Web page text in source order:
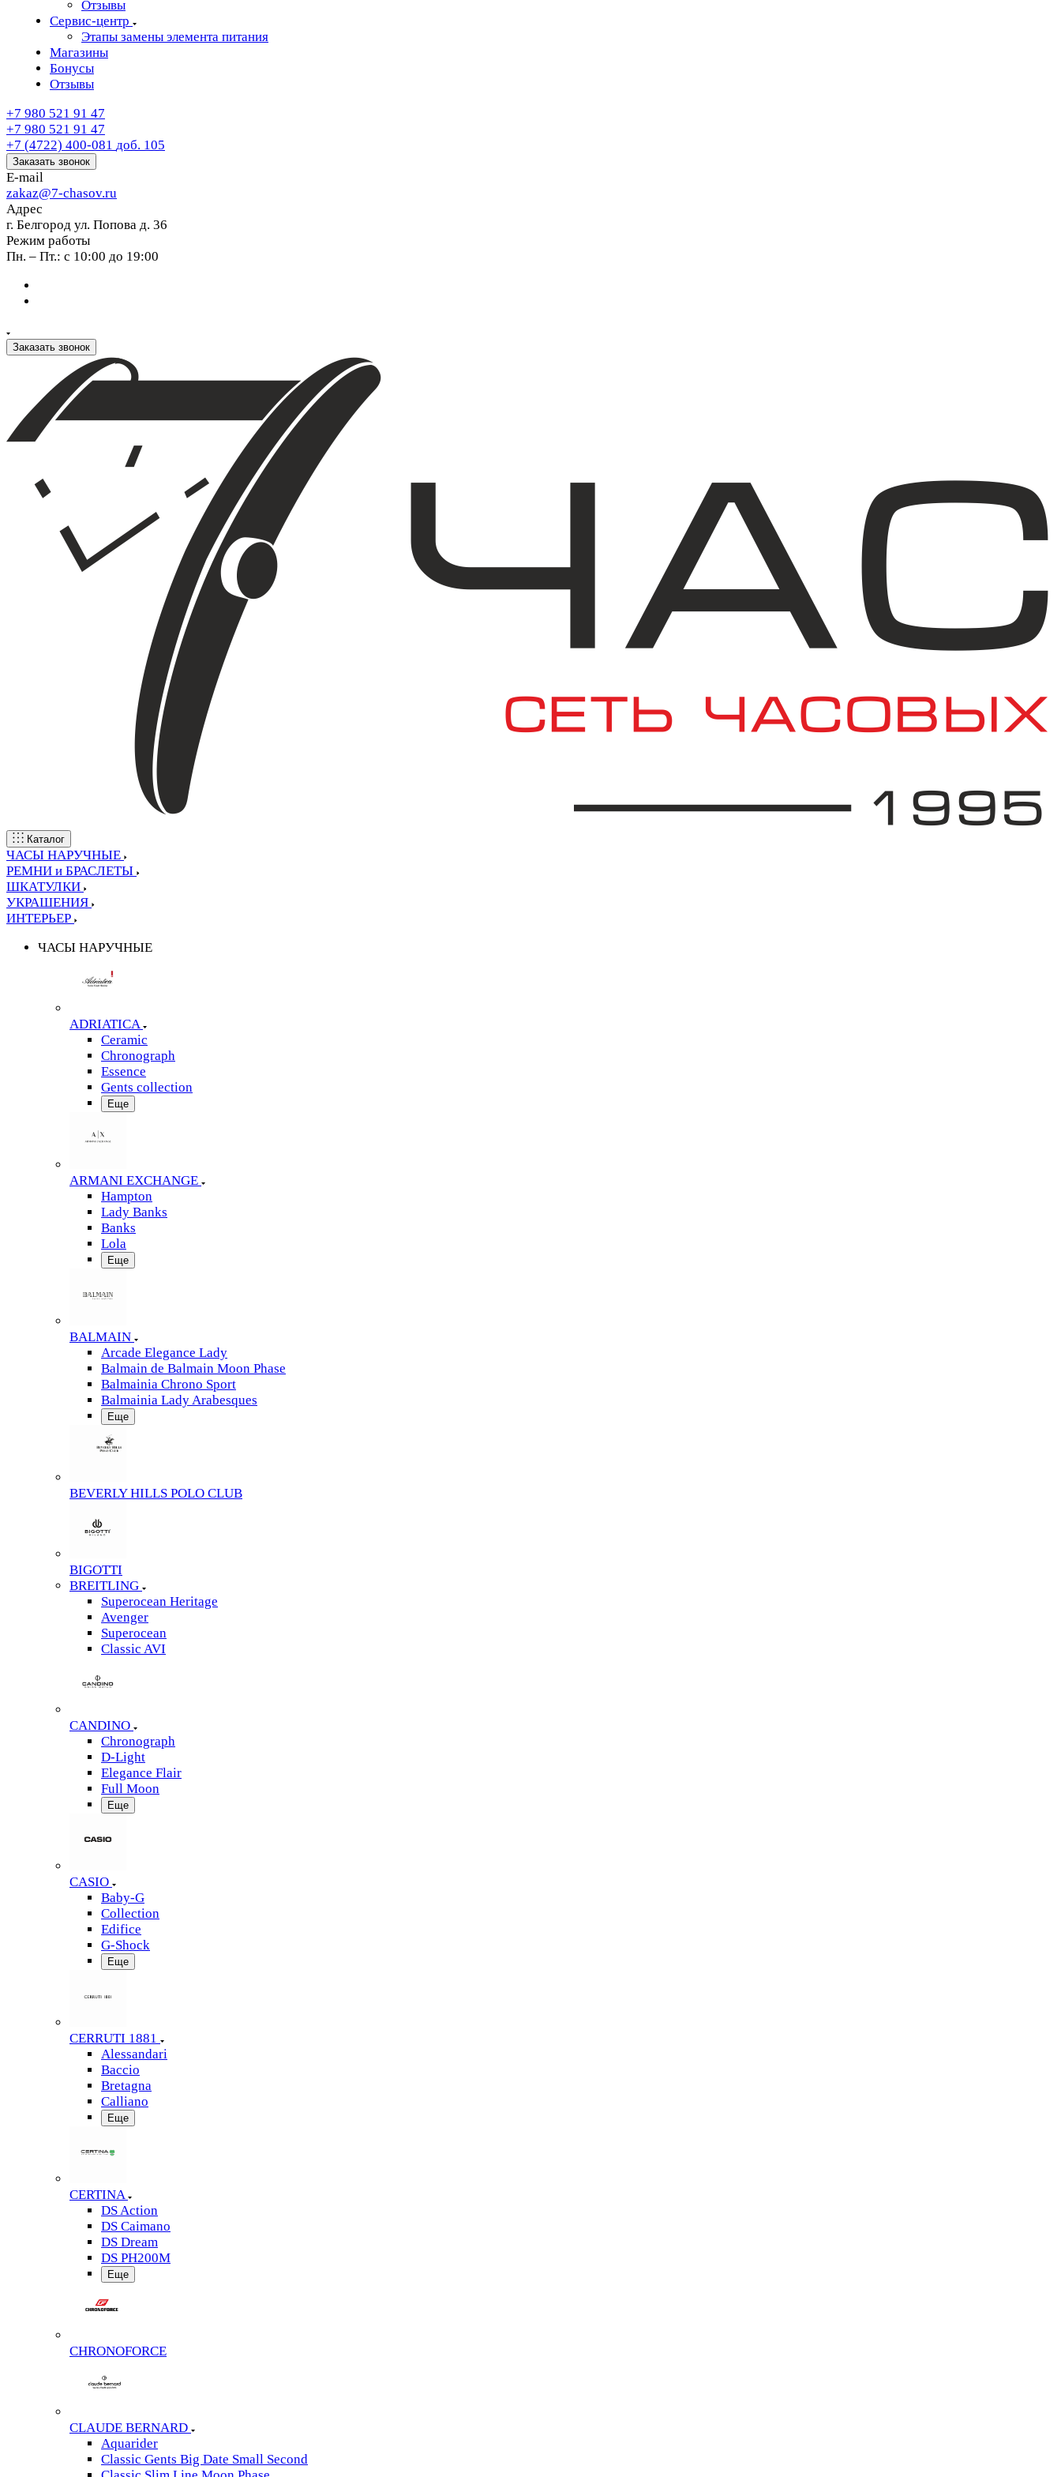
Отзывы
Сервис-центр
Этапы замены элемента питания
Магазины
Бонусы
Отзывы
+7 980 521 91 47
+7 980 521 91 47
+7 (4722) 400-081 доб. 105
Заказать звонок
E-mail
zakaz@7-chasov.ru
Адрес
г. Белгород ул. Попова д. 36
Режим работы
Пн. – Пт.: с 10:00 до 19:00
Заказать звонок
Каталог
ЧАСЫ НАРУЧНЫЕ
РЕМНИ и БРАСЛЕТЫ
ШКАТУЛКИ
УКРАШЕНИЯ
ИНТЕРЬЕР
ЧАСЫ НАРУЧНЫЕ
ADRIATICA
Ceramic
Chronograph
Essence
Gents collection
Еще
ARMANI EXCHANGE
Hampton
Lady Banks
Banks
Lola
Еще
BALMAIN
Arcade Elegance Lady
Balmain de Balmain Moon Phase
Balmainia Chrono Sport
Balmainia Lady Arabesques
Еще
BEVERLY HILLS POLO CLUB
BIGOTTI
BREITLING
Superocean Heritage
Avenger
Superocean
Classic AVI
CANDINO
Chronograph
D-Light
Elegance Flair
Full Moon
Еще
CASIO
Baby-G
Collection
Edifice
G-Shock
Еще
CERRUTI 1881
Alessandari
Baccio
Bretagna
Calliano
Еще
CERTINA
DS Action
DS Caimano
DS Dream
DS PH200M
Еще
CHRONOFORCE
CLAUDE BERNARD
Aquarider
Classic Gents Big Date Small Second